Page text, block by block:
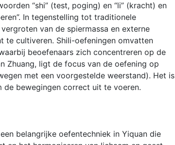
“shi” (test, poging) en “li” (kracht) en
In tegenstelling tot traditionele
van de spiermassa en externe
te cultiveren. Shili-oefeningen omvatten
beoefenaars zich concentreren op de
Zhuang, ligt de focus van de oefening op
met een voorgestelde weerstand). Het is
de bewegingen correct uit te voeren.
belangrijke oefentechniek in Yiquan die